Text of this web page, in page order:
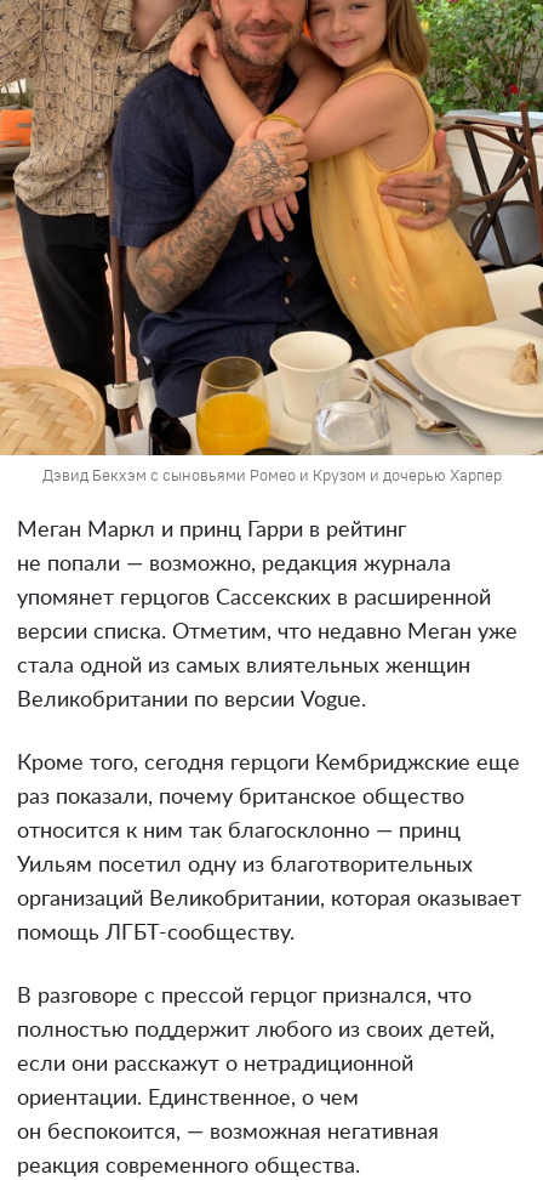
Дэвид Бекхэм с сыновьями Ромео и Крузом и дочерью Харпер
Меган Маркл и принц Гарри в рейтинг
не попали — возможно, редакция журнала
упомянет герцогов Сассекских в расширенной
версии списка. Отметим, что недавно Меган уже
стала одной из самых влиятельных женщин
Великобритании по версии Vogue.
Кроме того, сегодня герцоги Кембриджские еще
раз показали, почему британское общество
относится к ним так благосклонно — принц
Уильям посетил одну из благотворительных
организаций Великобритании, которая оказывает
помощь ЛГБТ-сообществу.
В разговоре с прессой герцог признался, что
полностью поддержит любого из своих детей,
если они расскажут о нетрадиционной
ориентации. Единственное, о чем
он беспокоится, — возможная негативная
реакция современного общества.